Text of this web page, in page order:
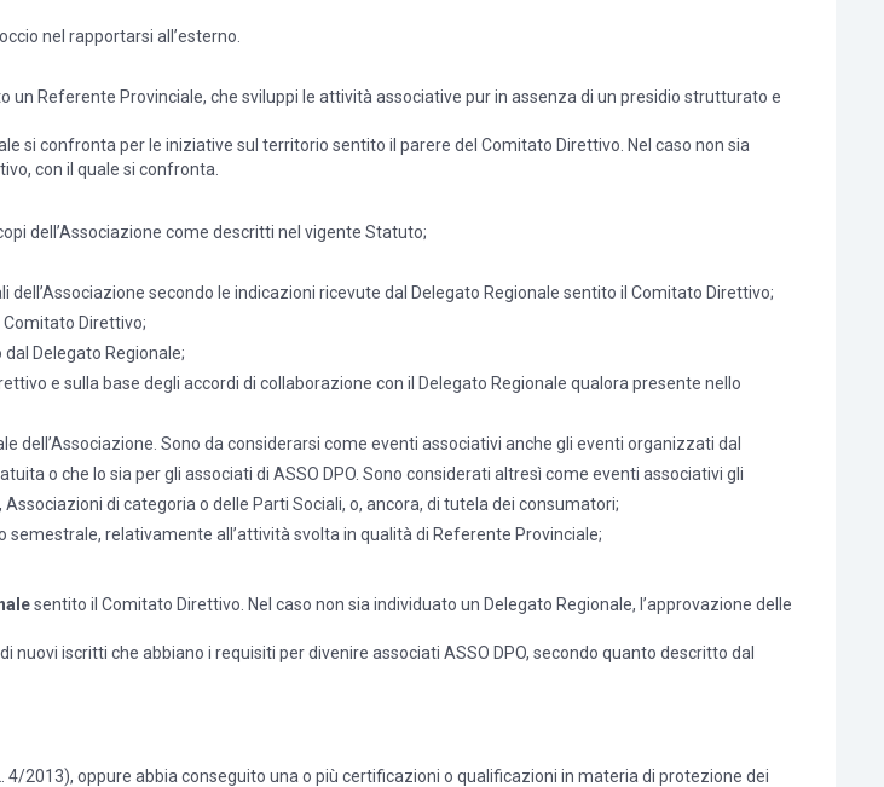
nel rapportarsi all’esterno.
un Referente Provinciale, che sviluppi le attività associative pur in assenza di un presidio strutturato e
si confronta per le iniziative sul territorio sentito il parere del Comitato Direttivo. Nel caso non sia
con il quale si confronta.
dell’Associazione come descritti nel vigente Statuto;
secondo le indicazioni ricevute dal Delegato Regionale sentito il Comitato Direttivo;
Direttivo;
Delegato Regionale;
e sulla base degli accordi di collaborazione con il Delegato Regionale qualora presente nello
Sono da considerarsi come eventi associativi anche gli eventi organizzati dal
o che lo sia per gli associati di ASSO DPO. Sono considerati altresì come eventi associativi gli
di categoria o delle Parti Sociali, o, ancora, di tutela dei consumatori;
relativamente all’attività svolta in qualità di Referente Provinciale;
sentito il Comitato Direttivo. Nel caso non sia individuato un Delegato Regionale, l’approvazione delle
iscritti che abbiano i requisiti per divenire associati ASSO DPO, secondo quanto descritto dal
2013), oppure abbia conseguito una o più certificazioni o qualificazioni in materia di protezione dei